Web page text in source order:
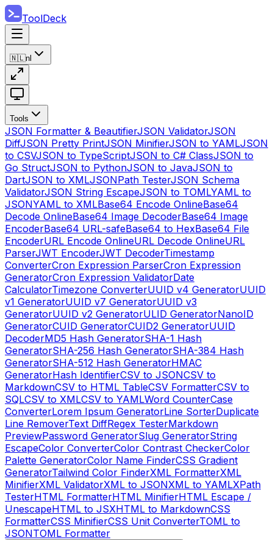
ToolDeck
🇳🇱nl
Tools
JSON Formatter & BeautifierJSON ValidatorJSON
DiffJSON Pretty PrintJSON MinifierJSON to YAMLJSON
to CSVJSON to TypeScriptJSON to C# ClassJSON to
Go StructJSON to PythonJSON to JavaJSON to
DartJSON to XMLJSONPath TesterJSON Schema
ValidatorJSON String EscapeJSON to TOMLYAML to
JSONYAML to XMLBase64 Encode OnlineBase64
Decode OnlineBase64 Image DecoderBase64 Image
EncoderBase64 URL-safeBase64 to HexBase64 File
EncoderURL Encode OnlineURL Decode OnlineURL
ParserJWT EncoderJWT DecoderTimestamp
ConverterCron Expression ParserCron Expression
GeneratorCron Expression ValidatorDate
CalculatorTimezone ConverterUUID v4 GeneratorUUID
v1 GeneratorUUID v7 GeneratorUUID v3
GeneratorUUID v2 GeneratorULID GeneratorNanoID
GeneratorCUID GeneratorCUID2 GeneratorUUID
DecoderMD5 Hash GeneratorSHA-1 Hash
GeneratorSHA-256 Hash GeneratorSHA-384 Hash
GeneratorSHA-512 Hash GeneratorHMAC
GeneratorHash IdentifierCSV to JSONCSV to
MarkdownCSV to HTML TableCSV FormatterCSV to
SQLCSV to XMLCSV to YAMLWord CounterCase
ConverterLorem Ipsum GeneratorLine SorterDuplicate
Line RemoverText DiffRegex TesterMarkdown
PreviewPassword GeneratorSlug GeneratorString
EscapeColor ConverterColor Contrast CheckerColor
Palette GeneratorColor Name FinderCSS Gradient
GeneratorTailwind Color FinderXML FormatterXML
MinifierXML ValidatorXML to JSONXML to YAMLXPath
TesterHTML FormatterHTML MinifierHTML Escape /
UnescapeHTML to JSXHTML to MarkdownCSS
FormatterCSS MinifierCSS Unit ConverterTOML to
JSONTOML Formatter